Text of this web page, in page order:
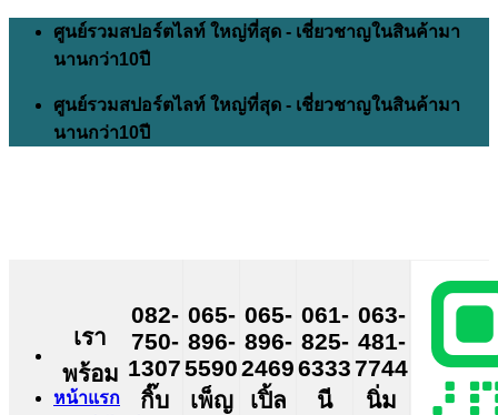
Skip
content
ศูนย์รวมสปอร์ตไลท์ ใหญ่ที่สุด - เชี่ยวชาญในสินค้ามา
นานกว่า10ปี
ศูนย์รวมสปอร์ตไลท์ ใหญ่ที่สุด - เชี่ยวชาญในสินค้ามา
นานกว่า10ปี
หน้าแรก
เรา
พร้อม
082-
750-
1307
กิ๊บ
065-
896-
5590
เพ็ญ
065-
896-
2469
เปิ้ล
061-
825-
6333
นี
063-
481-
7744
นิ่ม